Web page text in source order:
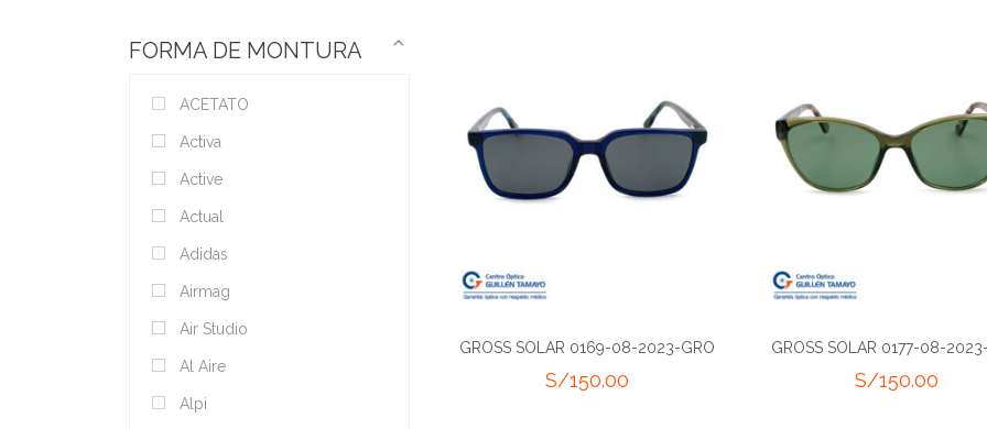
FORMA DE MONTURA
ACETATO
Activa
Active
Actual
Adidas
Airmag
Air Studio
Al Aire
Alpi
GROSS SOLAR 0169-08-2023-GRO
S/150.00
GROSS SOLAR 0177-08-
S/150.00